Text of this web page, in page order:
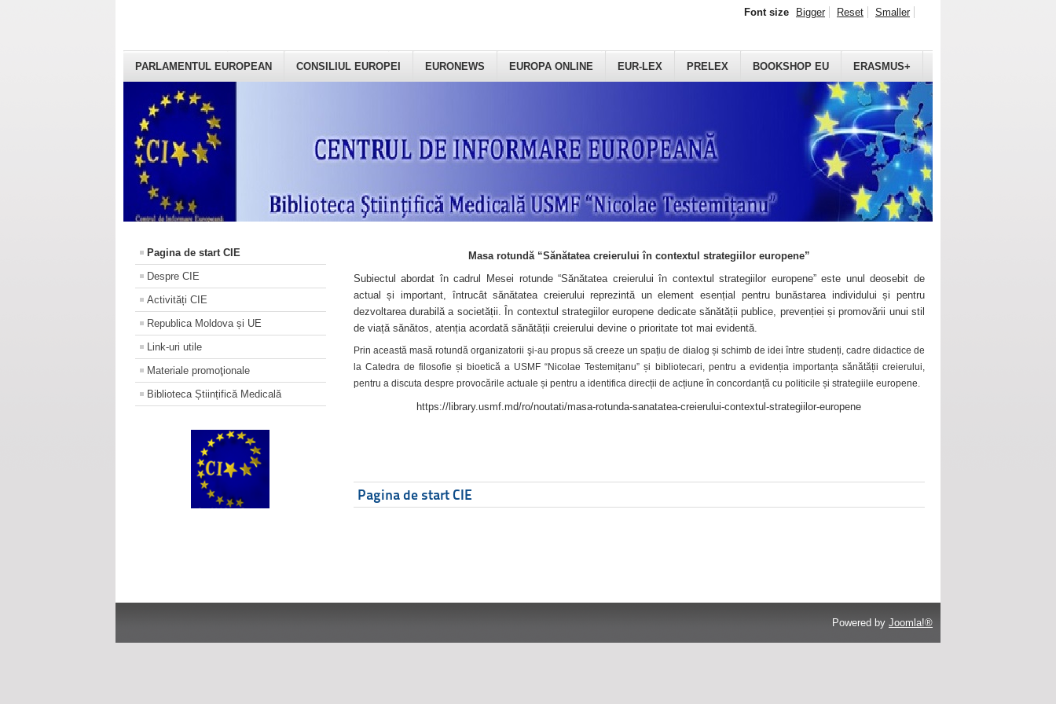
PARLAMENTUL EUROPEAN CONSILIUL EUROPEI EURONEWS EUROPA ONLINE EUR-LEX PRELEX BOOKSHOP EU ERASMUS+
Font size Bigger Reset Smaller
Pagina de start CIE
Despre CIE
Activități CIE
Republica Moldova și UE
Link-uri utile
Materiale promoţionale
Biblioteca Științifică Medicală
Masa rotundă “Sănătatea creierului în contextul strategiilor europene”
Subiectul abordat în cadrul Mesei rotunde “Sănătatea creierului în contextul strategiilor europene” este unul deosebit de
actual și important, întrucât sănătatea creierului reprezintă un element esențial pentru bunăstarea individului și pentru
dezvoltarea durabilă a societății. În contextul strategiilor europene dedicate sănătății publice, prevenției și promovării unui stil
de viață sănătos, atenția acordată sănătății creierului devine o prioritate tot mai evidentă.
Prin această masă rotundă organizatorii şi-au propus să creeze un spațiu de dialog și schimb de idei între studenți, cadre didactice de
la Catedra de filosofie și bioetică a USMF “Nicolae Testemițanu” și bibliotecari, pentru a evidenția importanța sănătății creierului,
pentru a discuta despre provocările actuale și pentru a identifica direcții de acțiune în concordanță cu politicile și strategiile europene.
https://library.usmf.md/ro/noutati/masa-rotunda-sanatatea-creierului-contextul-strategiilor-europene
Pagina de start CIE
Powered by Joomla!®